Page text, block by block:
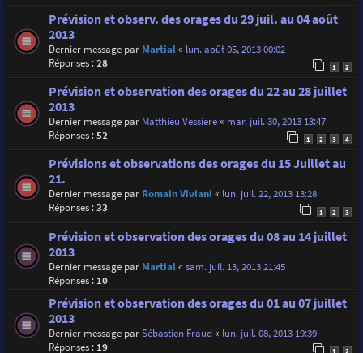
Prévision et observ. des orages du 29 juil. au 04 août
2013
Dernier message par Martial« lun. août 05, 2013 00:02
Réponses :28 1 2
Prévision et observation des orages du 22 au 28 juillet
2013
Dernier message par Matthieu Vessiere« mar. juil. 30, 2013 13:47
Réponses :52 1 2 3 4
Prévisions et observations des orages du 15 Juillet au
21.
Dernier message par Romain Viviani « lun. juil. 22, 2013 13:28
Réponses :33 1 2 3
Prévision et observation des orages du 08 au 14 juillet
2013
Dernier message par Martial« sam. juil. 13, 2013 21:45
Réponses : 10
Prévision et observation des orages du 01 au 07 juillet
2013
Dernier message parSébastien Fraud« lun. juil. 08, 2013 19:39
Réponses : 19 1 2